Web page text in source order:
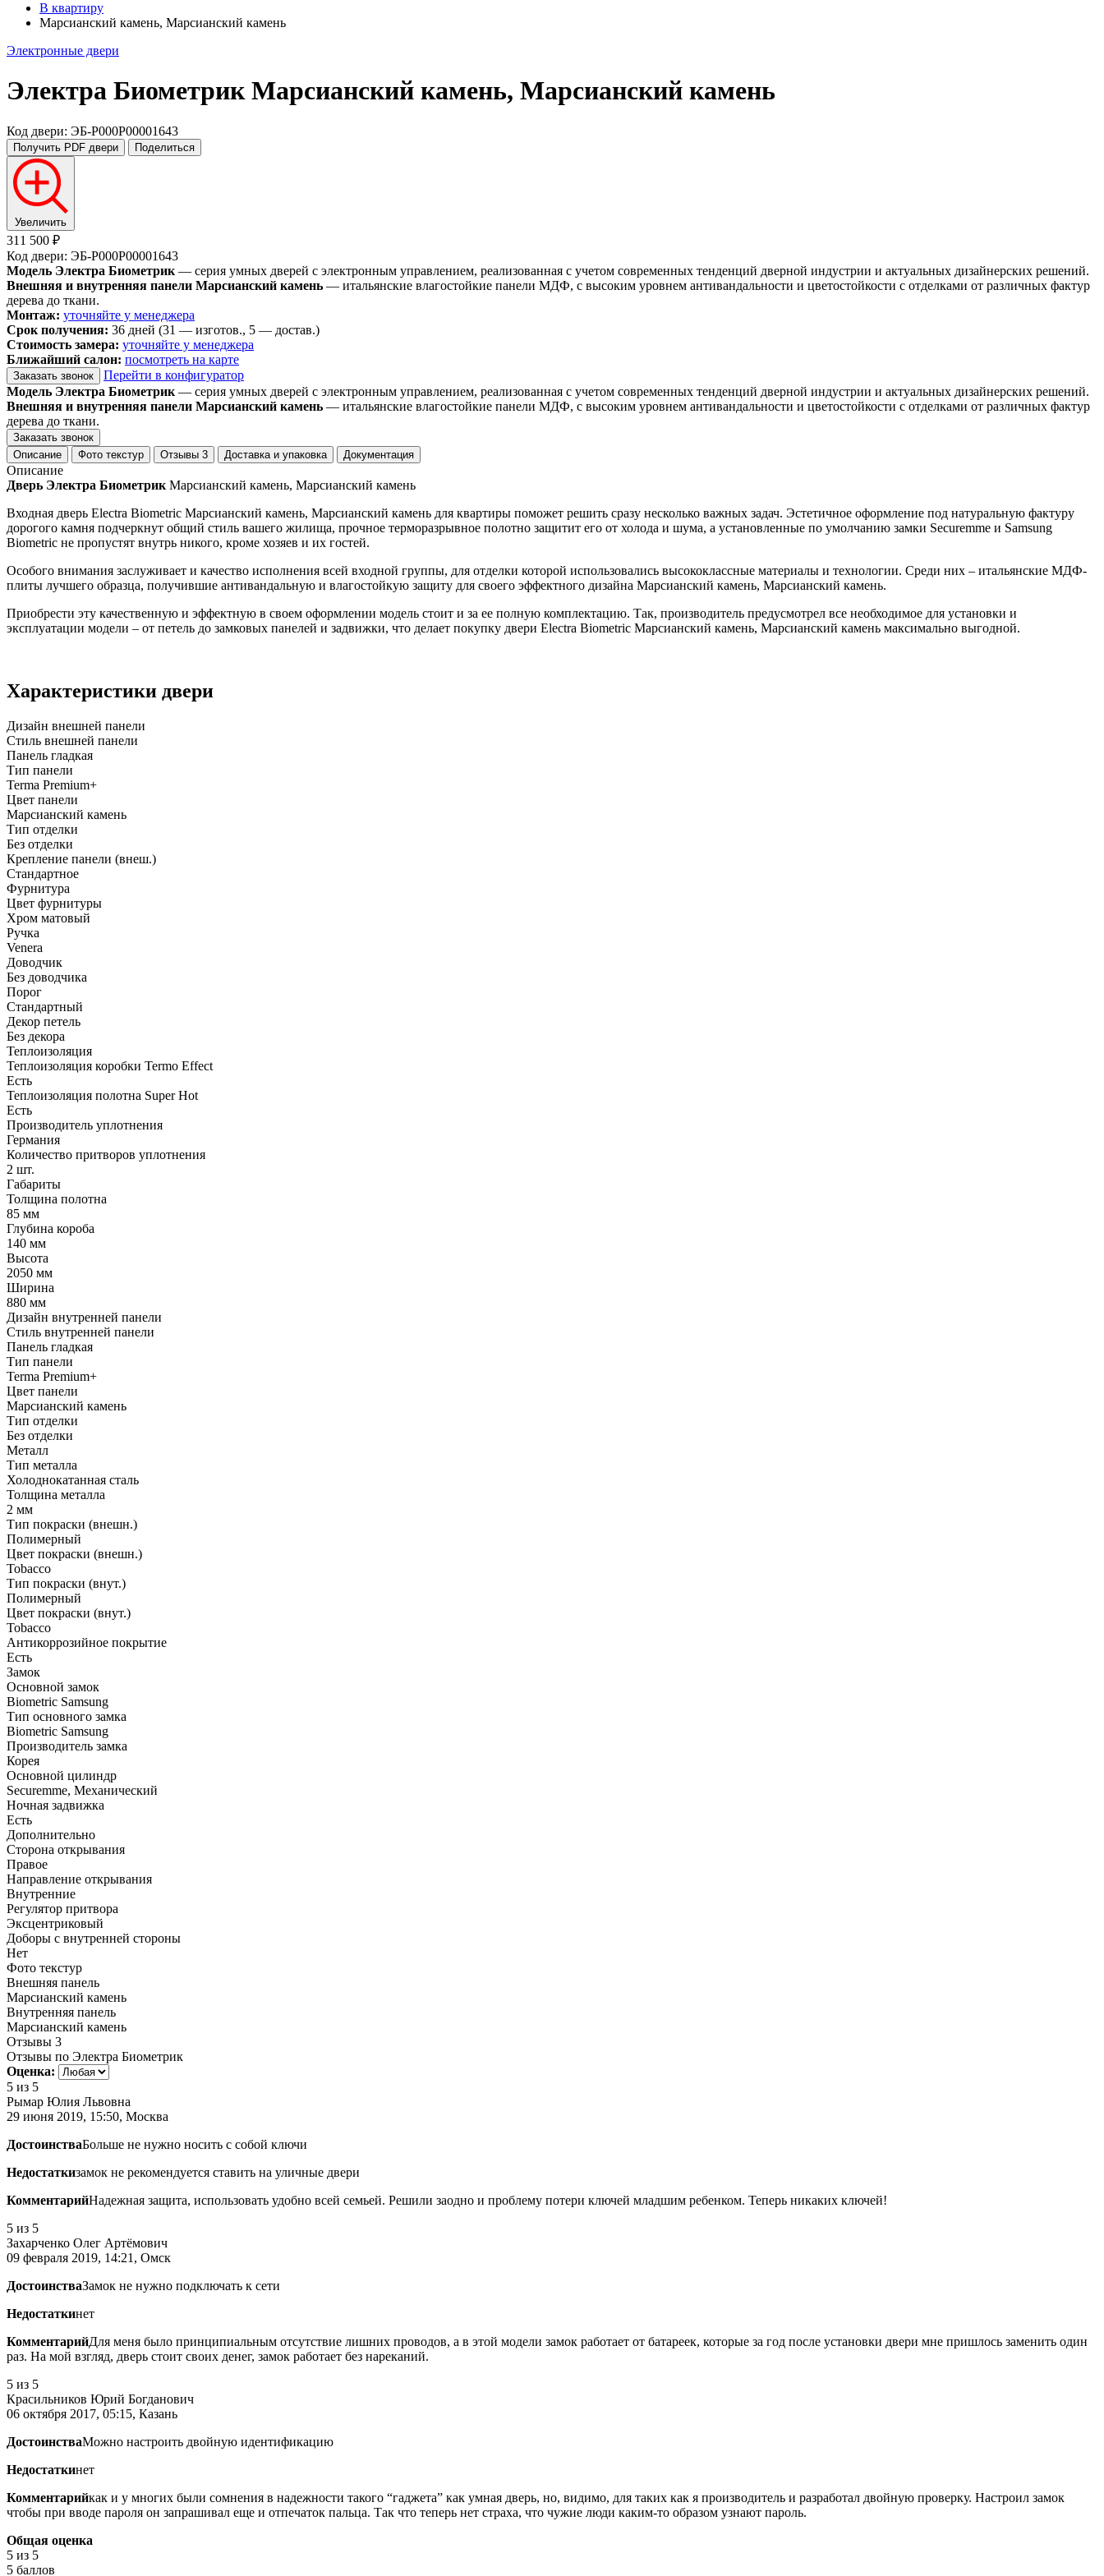
В квартиру
Марсианский камень, Марсианский камень
Электронные двери
Электра Биометрик Марсианский камень, Марсианский камень
Код двери: ЭБ-P000P00001643
Получить PDF двери Поделиться
Увеличить
311 500 ₽
Код двери: ЭБ-P000P00001643
Модель Электра Биометрик — серия умных дверей с электронным управлением, реализованная с учетом современных тенденций дверной индустрии и актуальных дизайнерских решений.
Внешняя и внутренняя панели Марсианский камень — итальянские влагостойкие панели МДФ, с высоким уровнем антивандальности и цветостойкости с отделками от различных фактур
дерева до ткани.
Монтаж: уточняйте у менеджера
Срок получения: 36 дней (31 — изготов., 5 — достав.)
Стоимость замера: уточняйте у менеджера
Ближайший салон: посмотреть на карте
Заказать звонок
Перейти в конфигуратор
Модель Электра Биометрик — серия умных дверей с электронным управлением, реализованная с учетом современных тенденций дверной индустрии и актуальных дизайнерских решений.
Внешняя и внутренняя панели Марсианский камень — итальянские влагостойкие панели МДФ, с высоким уровнем антивандальности и цветостойкости с отделками от различных фактур
дерева до ткани.
Заказать звонок
Описание
Фото текстур Отзывы 3 Доставка и упаковка Документация
Описание
Дверь Электра Биометрик Марсианский камень, Марсианский камень
Входная дверь Electra Biometric Марсианский камень, Марсианский камень для квартиры поможет решить сразу несколько важных задач. Эстетичное оформление под натуральную фактуру
дорогого камня подчеркнут общий стиль вашего жилища, прочное терморазрывное полотно защитит его от холода и шума, а установленные по умолчанию замки Securemme и Samsung
Biometric не пропустят внутрь никого, кроме хозяев и их гостей.
Особого внимания заслуживает и качество исполнения всей входной группы, для отделки которой использовались высококлассные материалы и технологии. Среди них – итальянские МДФ-
плиты лучшего образца, получившие антивандальную и влагостойкую защиту для своего эффектного дизайна Марсианский камень, Марсианский камень.
Приобрести эту качественную и эффектную в своем оформлении модель стоит и за ее полную комплектацию. Так, производитель предусмотрел все необходимое для установки и
эксплуатации модели – от петель до замковых панелей и задвижки, что делает покупку двери Electra Biometric Марсианский камень, Марсианский камень максимально выгодной.
Характеристики двери
Дизайн внешней панели
Стиль внешней панели
Панель гладкая
Тип панели
Terma Premium+
Цвет панели
Марсианский камень
Тип отделки
Без отделки
Крепление панели (внеш.)
Стандартное
Фурнитура
Цвет фурнитуры
Хром матовый
Ручка
Venera
Доводчик
Без доводчика
Порог
Стандартный
Декор петель
Без декора
Теплоизоляция
Теплоизоляция коробки Termo Effect
Есть
Теплоизоляция полотна Super Нot
Есть
Производитель уплотнения
Германия
Количество притворов уплотнения
2 шт.
Габариты
Толщина полотна
85 мм
Глубина короба
140 мм
Высота
2050 мм
Ширина
880 мм
Дизайн внутренней панели
Стиль внутренней панели
Панель гладкая
Тип панели
Terma Premium+
Цвет панели
Марсианский камень
Тип отделки
Без отделки
Металл
Тип металла
Холоднокатанная сталь
Толщина металла
2 мм
Тип покраски (внешн.)
Полимерный
Цвет покраски (внешн.)
Tobacco
Тип покраски (внут.)
Полимерный
Цвет покраски (внут.)
Tobacco
Антикоррозийное покрытие
Есть
Замок
Основной замок
Biometric Samsung
Тип основного замка
Biometric Samsung
Производитель замка
Корея
Основной цилиндр
Securemme, Механический
Ночная задвижка
Есть
Дополнительно
Сторона открывания
Правое
Направление открывания
Внутренние
Регулятор притвора
Эксцентриковый
Доборы с внутренней стороны
Нет
Фото текстур
Внешняя панель
Марсианский камень
Внутренняя панель
Марсианский камень
Отзывы 3
Отзывы по Электра Биометрик
Оценка:
5 из 5
Рымар Юлия Львовна
29 июня 2019, 15:50, Москва
ДостоинстваБольше не нужно носить с собой ключи
Недостаткизамок не рекомендуется ставить на уличные двери
КомментарийНадежная защита, использовать удобно всей семьей. Решили заодно и проблему потери ключей младшим ребенком. Теперь никаких ключей!
5 из 5
Захарченко Олег Артёмович
09 февраля 2019, 14:21, Омск
ДостоинстваЗамок не нужно подключать к сети
Недостаткинет
КомментарийДля меня было принципиальным отсутствие лишних проводов, а в этой модели замок работает от батареек, которые за год после установки двери мне пришлось заменить один
раз. На мой взгляд, дверь стоит своих денег, замок работает без нареканий.
5 из 5
Красильников Юрий Богданович
06 октября 2017, 05:15, Казань
ДостоинстваМожно настроить двойную идентификацию
Недостаткинет
Комментарийкак и у многих были сомнения в надежности такого “гаджета” как умная дверь, но, видимо, для таких как я производитель и разработал двойную проверку. Настроил замок
чтобы при вводе пароля он запрашивал еще и отпечаток пальца. Так что теперь нет страха, что чужие люди каким-то образом узнают пароль.
Общая оценка
5 из 5
5 баллов